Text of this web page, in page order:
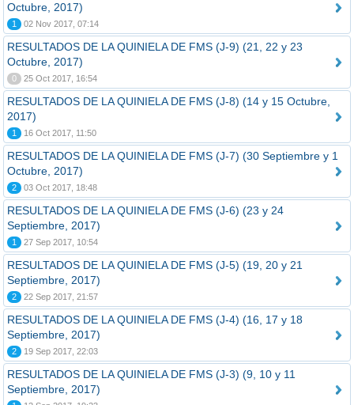
Octubre, 2017)
1 02 Nov 2017, 07:14
RESULTADOS DE LA QUINIELA DE FMS (J-9) (21, 22 y 23
Octubre, 2017)
0 25 Oct 2017, 16:54
RESULTADOS DE LA QUINIELA DE FMS (J-8) (14 y 15 Octubre,
2017)
1 16 Oct 2017, 11:50
RESULTADOS DE LA QUINIELA DE FMS (J-7) (30 Septiembre y 1
Octubre, 2017)
2 03 Oct 2017, 18:48
RESULTADOS DE LA QUINIELA DE FMS (J-6) (23 y 24
Septiembre, 2017)
1 27 Sep 2017, 10:54
RESULTADOS DE LA QUINIELA DE FMS (J-5) (19, 20 y 21
Septiembre, 2017)
2 22 Sep 2017, 21:57
RESULTADOS DE LA QUINIELA DE FMS (J-4) (16, 17 y 18
Septiembre, 2017)
2 19 Sep 2017, 22:03
RESULTADOS DE LA QUINIELA DE FMS (J-3) (9, 10 y 11
Septiembre, 2017)